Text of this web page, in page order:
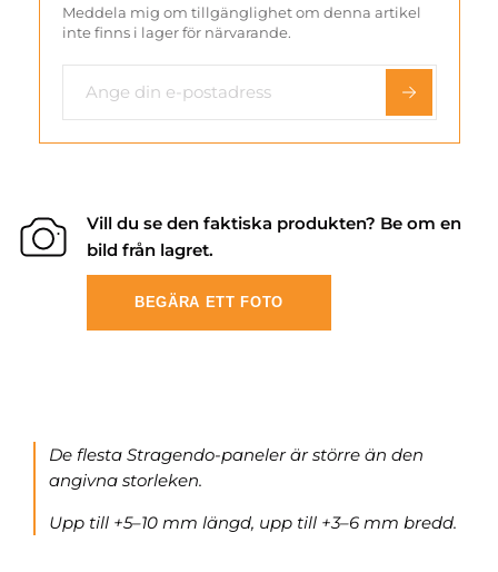
Meddela mig om tillgänglighet om denna artikel
inte finns i lager för närvarande.
Vill du se den faktiska produkten? Be om en
bild från lagret.
BEGÄRA ETT FOTO
De flesta Stragendo-paneler är större än den
angivna storleken.
Upp till +5–10 mm längd, upp till +3–6 mm bredd.